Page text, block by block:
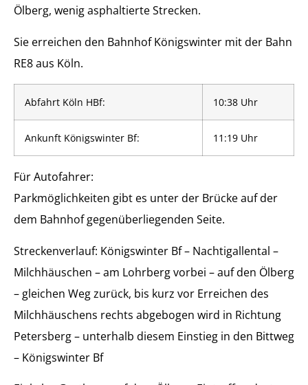
Ölberg, wenig asphaltierte Strecken.
Sie erreichen den Bahnhof Königswinter mit der Bahn
RE8 aus Köln.
Abfahrt Köln HBf: 10:38 Uhr
Ankunft Königswinter Bf: 11:19 Uhr
Für Autofahrer:
Parkmöglichkeiten gibt es unter der Brücke auf der
dem Bahnhof gegenüberliegenden Seite.
Streckenverlauf: Königswinter Bf – Nachtigallental –
Milchhäuschen – am Lohrberg vorbei – auf den Ölberg
– gleichen Weg zurück, bis kurz vor Erreichen des
Milchhäuschens rechts abgebogen wird in Richtung
Petersberg – unterhalb diesem Einstieg in den Bittweg
– Königswinter Bf